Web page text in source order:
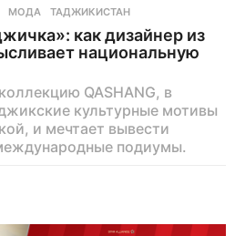
,МОДА ,ТАДЖИКИСТАН
как дизайнер из
национальную
QASHANG, в
культурные мотивы
и мечтает вывести
подиумы.